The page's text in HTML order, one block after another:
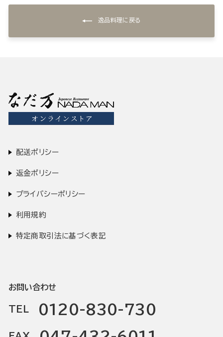
逸品料理に戻る
配送ポリシー
返金ポリシー
プライバシーポリシー
利用規約
特定商取引法に基づく表記
お問い合わせ
TEL 0120-830-730